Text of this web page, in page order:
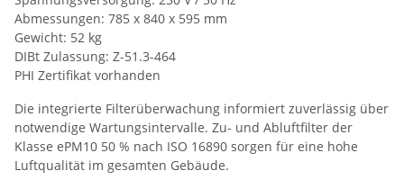
Abmessungen: 785 x 840 x 595 mm
Gewicht: 52 kg
DIBt Zulassung: Z-51.3-464
PHI Zertifikat vorhanden
Die integrierte Filterüberwachung informiert zuverlässig über
notwendige Wartungsintervalle. Zu- und Abluftfilter der
Klasse ePM10 50 % nach ISO 16890 sorgen für eine hohe
Luftqualität im gesamten Gebäude.